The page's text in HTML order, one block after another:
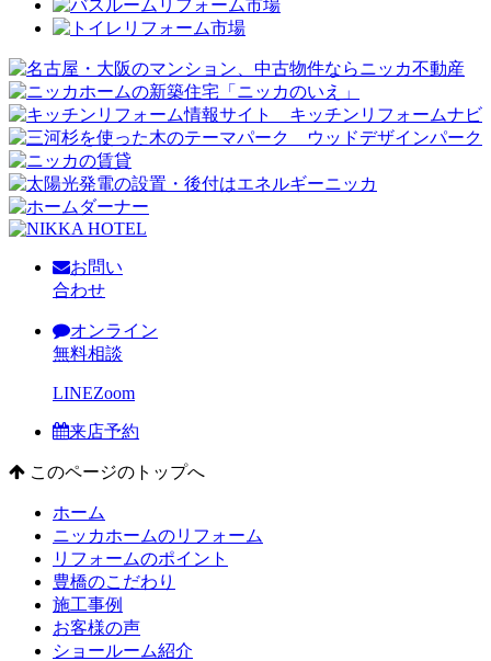
お問い
合わせ
オンライン
無料相談
LINEZoom
来店予約
このページのトップへ
ホーム
ニッカホームのリフォーム
リフォームのポイント
豊橋のこだわり
施工事例
お客様の声
ショールーム紹介